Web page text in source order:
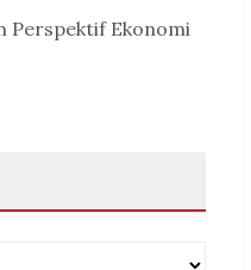
Perspektif Ekonomi